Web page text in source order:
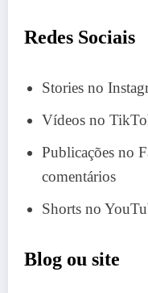
Redes Sociais
Stories no
Vídeos no
Publicações no
comentários
Shorts no
Blog ou site